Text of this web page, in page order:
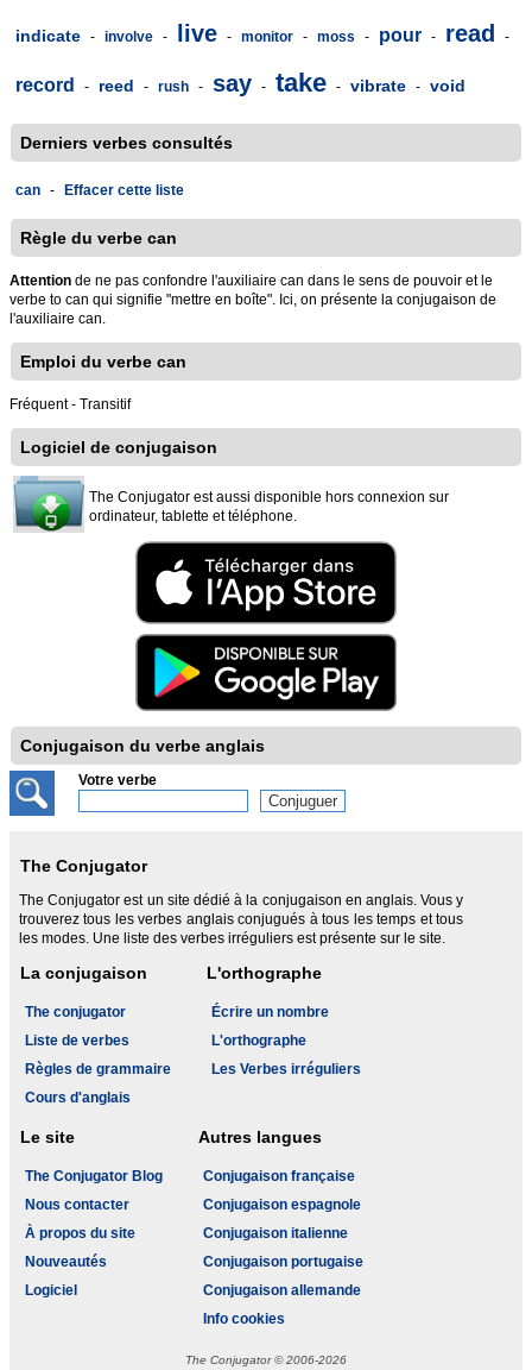
indicate - involve - live - monitor - moss - pour - read -
record - reed - rush - say - take - vibrate - void
Derniers verbes consultés
can - Effacer cette liste
Règle du verbe can
Attention de ne pas confondre l'auxiliaire can dans le sens de pouvoir et le
verbe to can qui signifie "mettre en boîte". Ici, on présente la conjugaison de
l'auxiliaire can.
Emploi du verbe can
Fréquent - Transitif
Logiciel de conjugaison
The Conjugator est aussi disponible hors connexion sur
ordinateur, tablette et téléphone.
Conjugaison du verbe anglais
Votre verbe
The Conjugator
The Conjugator est un site dédié à la conjugaison en anglais. Vous y
trouverez tous les verbes anglais conjugués à tous les temps et tous
les modes. Une liste des verbes irréguliers est présente sur le site.
La conjugaison
The conjugator
Liste de verbes
Règles de grammaire
Cours d'anglais
L'orthographe
Écrire un nombre
L'orthographe
Les Verbes irréguliers
Le site
The Conjugator Blog
Nous contacter
À propos du site
Nouveautés
Logiciel
Autres langues
Conjugaison française
Conjugaison espagnole
Conjugaison italienne
Conjugaison portugaise
Conjugaison allemande
Info cookies
The Conjugator © 2006-2026